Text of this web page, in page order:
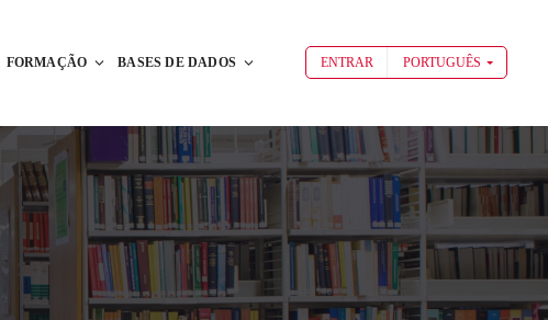
FORMAÇÃO BASES DE DADOS ENTRAR PORTUGUÊS